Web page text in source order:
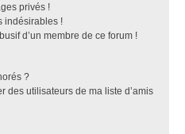
privés !
indésirables !
d’un membre de ce forum !
?
des utilisateurs de ma liste d’amis